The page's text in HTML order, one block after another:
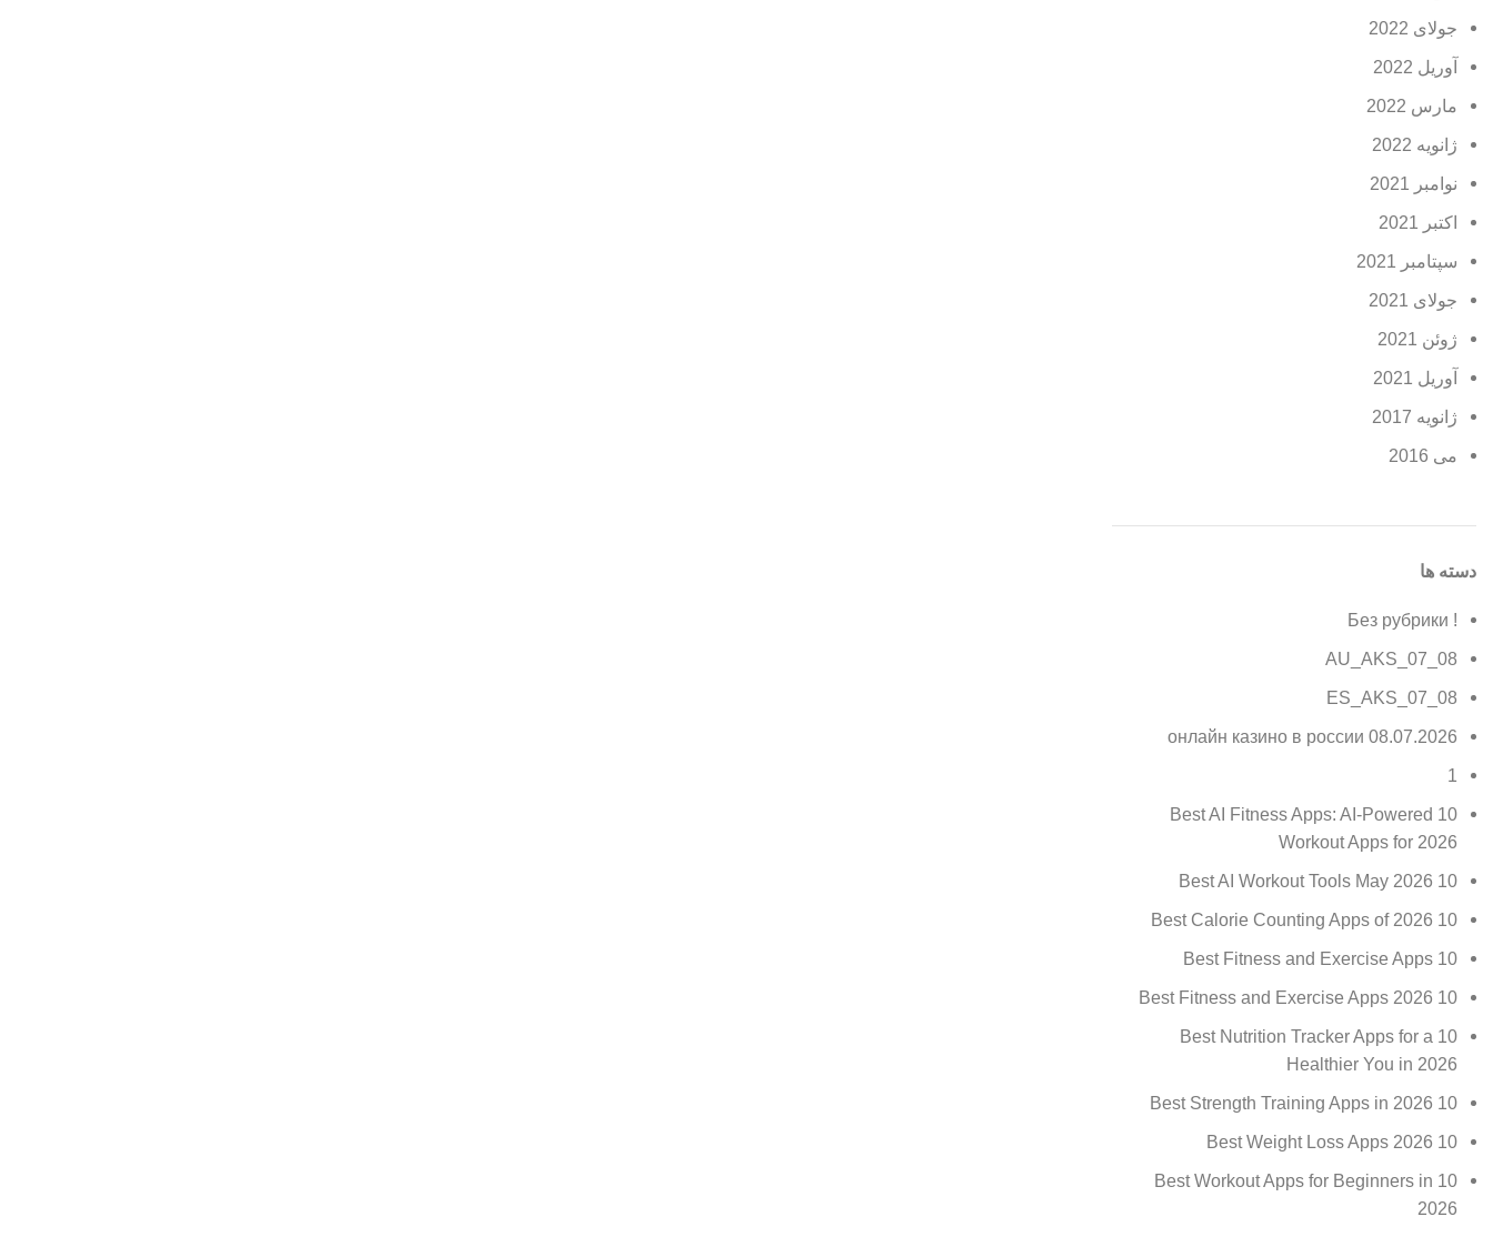
جولای 2022
آوریل 2022
مارس 2022
ژانویه 2022
نوامبر 2021
اکتبر 2021
سپتامبر 2021
جولای 2021
ژوئن 2021
آوریل 2021
ژانویه 2017
می 2016
دسته ها
! Без рубрики
08_07_AU_AKS
08_07_ES_AKS
08.07.2026 онлайн казино в россии
1
10 Best AI Fitness Apps: AI-Powered
Workout Apps for 2026
10 Best AI Workout Tools May 2026
10 Best Calorie Counting Apps of 2026
10 Best Fitness and Exercise Apps
10 Best Fitness and Exercise Apps 2026
10 Best Nutrition Tracker Apps for a
Healthier You in 2026
10 Best Strength Training Apps in 2026
10 Best Weight Loss Apps 2026
10 Best Workout Apps for Beginners in
2026